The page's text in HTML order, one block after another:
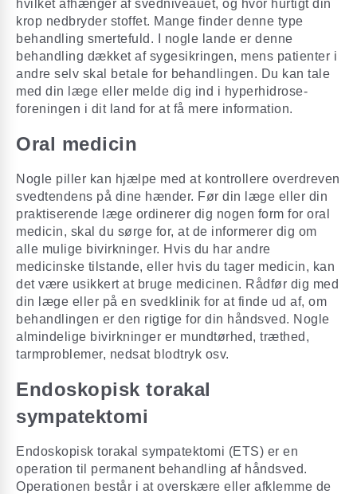
hvilket afhænger af svedniveauet, og hvor hurtigt din
krop nedbryder stoffet. Mange finder denne type
behandling smertefuld. I nogle lande er denne
behandling dækket af sygesikringen, mens patienter i
andre selv skal betale for behandlingen. Du kan tale
med din læge eller melde dig ind i hyperhidrose-
foreningen i dit land for at få mere information.
Oral medicin
Nogle piller kan hjælpe med at kontrollere overdreven
svedtendens på dine hænder. Før din læge eller din
praktiserende læge ordinerer dig nogen form for oral
medicin, skal du sørge for, at de informerer dig om
alle mulige bivirkninger. Hvis du har andre
medicinske tilstande, eller hvis du tager medicin, kan
det være usikkert at bruge medicinen. Rådfør dig med
din læge eller på en svedklinik for at finde ud af, om
behandlingen er den rigtige for din håndsved. Nogle
almindelige bivirkninger er mundtørhed, træthed,
tarmproblemer, nedsat blodtryk osv.
Endoskopisk torakal
sympatektomi
Endoskopisk torakal sympatektomi (ETS) er en
operation til permanent behandling af håndsved.
Operationen består i at overskære eller afklemme de